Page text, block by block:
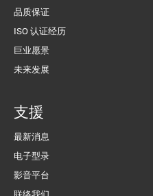
品质保证
ISO 认证经历
巨业愿景
未来发展
支援
最新消息
电子型录
影音平台